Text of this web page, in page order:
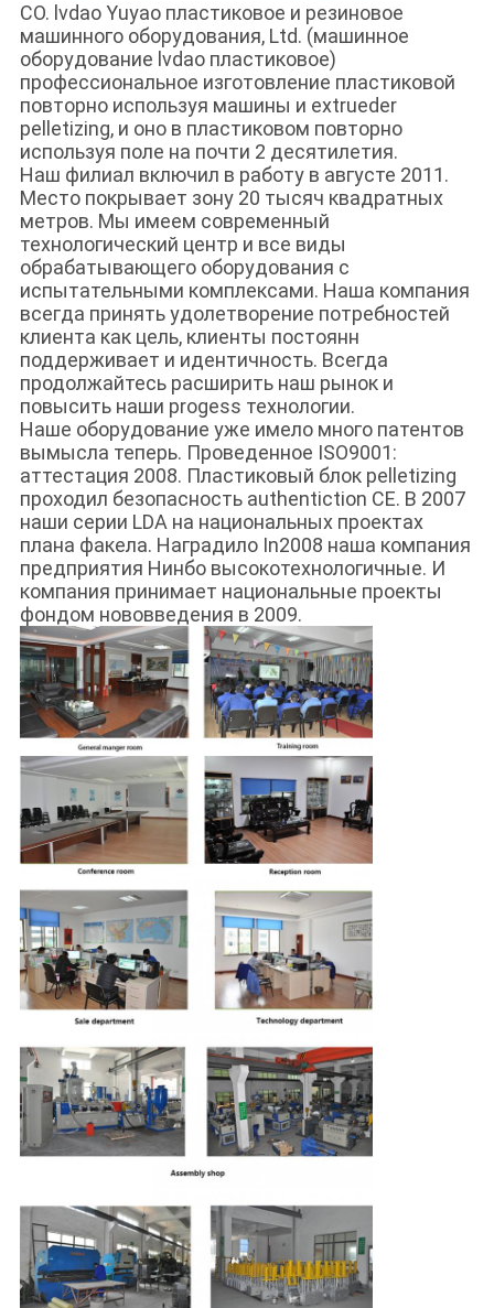
CO. lvdao Yuyao пластиковое и резиновое
машинного оборудования, Ltd. (машинное
оборудование lvdao пластиковое)
профессиональное изготовление пластиковой
повторно используя машины и extrueder
pelletizing, и оно в пластиковом повторно
используя поле на почти 2 десятилетия.
Наш филиал включил в работу в августе 2011.
Место покрывает зону 20 тысяч квадратных
метров. Мы имеем современный
технологический центр и все виды
обрабатывающего оборудования с
испытательными комплексами. Наша компания
всегда принять удолетворение потребностей
клиента как цель, клиенты постоянн
поддерживает и идентичность. Всегда
продолжайтесь расширить наш рынок и
повысить наши progess технологии.
Наше оборудование уже имело много патентов
вымысла теперь. Проведенное ISO9001:
аттестация 2008. Пластиковый блок pelletizing
проходил безопасность authentiction CE. В 2007
наши серии LDA на национальных проектах
плана факела. Наградило In2008 наша компания
предприятия Нинбо высокотехнологичные. И
компания принимает национальные проекты
фондом нововведения в 2009.